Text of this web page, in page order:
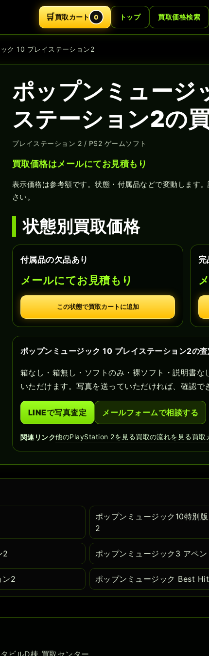
🛒買取カート 0 トップ 買取価格検索
ク 10 プレイステーション2
ポップンミュージ
ステーション2の
プレイステーション 2 / PS2 ゲームソフト
買取価格はメールにてお見積もり
表示価格は参考額です。状態・付属品などで変動します
さい。
状態別買取価格
付属品の欠品あり
メールにてお見積もり
この状態で買取カートに追加
完
ポップンミュージック 10 プレイステーション2の
箱なし・箱無し・ソフトのみ・裸ソフト・説明書
いただけます。写真を送っていただければ、確認で
LINEで写真査定 メールフォームで相談する
関連リンク他のPlayStation 2を見る買取の流れを見る買取
ポップンミュージック10特別
2
2 ポップンミュージック3 アペ
ン2 ポップンミュージック Best
ビルD棟 買取センター